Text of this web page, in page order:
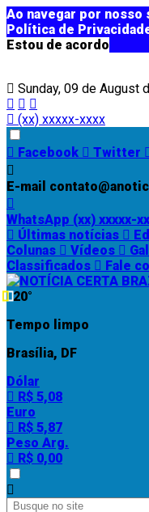
Ao navegar por
Política de
Estou de acordo
Sunday, 09 de August
(xx) xxxxx-xxxx
Facebook Twitter
E-mail
WhatsApp (xx) xxxxx-
Últimas notícias
Colunas
Vídeos
Classificados
Fale
20°
Tempo limpo
Brasília, DF
Dólar
R$ 5,08
Euro
R$ 5,87
Peso Arg.
R$ 0,00